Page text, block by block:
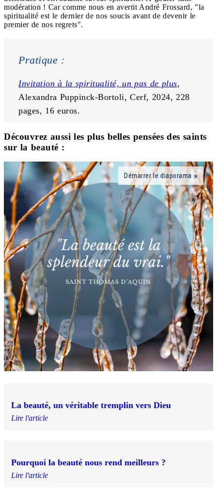
modération ! Car comme nous en avertit André Frossard, "la
spiritualité est le dernier de nos soucis avant de devenir le
premier de nos regrets".
Pratique :
Invitation à la spiritualité, un pas de plus,
Alexandra Puppinck-Bortoli, Cerf, 2024, 228
pages, 16 euros.
Découvrez aussi les plus belles pensées des saints
sur la beauté :
Démarrer le diaporama
La beauté, un véritable tremplin vers Dieu
Lire l'article
Pourquoi la beauté nous rend meilleurs ?
Lire l'article